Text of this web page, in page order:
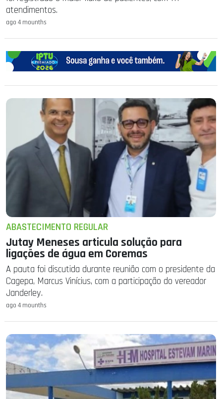
atendimentos.
ago 4 mounths
ABASTECIMENTO REGULAR
Jutay Meneses articula solução para
ligações de água em Coremas
A pauta foi discutida durante reunião com o presidente da
Cagepa, Marcus Vinícius, com a participação do vereador
Janderley.
ago 4 mounths